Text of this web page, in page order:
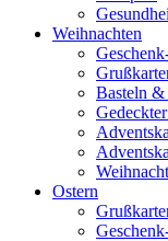
Weihnachten
Basteln &
Ostern